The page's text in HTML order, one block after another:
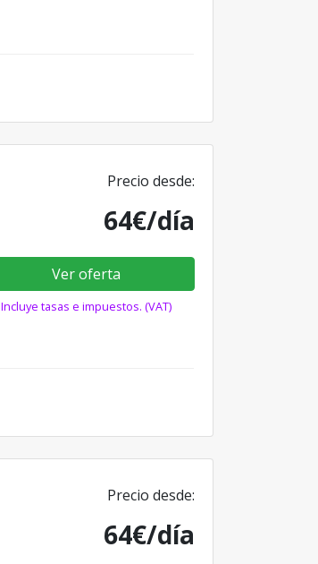
Precio desde:
64€/día
Ver oferta
Incluye tasas e impuestos. (VAT)
Precio desde:
64€/día